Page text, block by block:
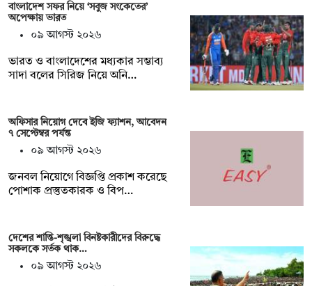
বাংলাদেশ সফর নিয়ে ‘সবুজ সংকেতের’
অপেক্ষায় ভারত
০৯ আগস্ট ২০২৬
ভারত ও বাংলাদেশের মধ্যকার সম্ভাব্য
সাদা বলের সিরিজ নিয়ে অনি…
অফিসার নিয়োগ দেবে ইজি ফ্যাশন, আবেদন
৭ সেপ্টেম্বর পর্যন্ত
০৯ আগস্ট ২০২৬
জনবল নিয়োগে বিজ্ঞপ্তি প্রকাশ করেছে
পোশাক প্রস্তুতকারক ও বিপ…
দেশের শান্তি-শৃঙ্খলা বিনষ্টকারীদের বিরুদ্ধে
সকলকে সর্তক থাক…
০৯ আগস্ট ২০২৬